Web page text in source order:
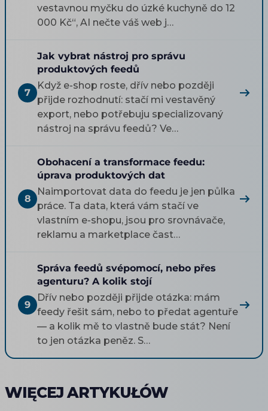
vestavnou myčku do úzké kuchyně do 12
000 Kč“, AI nečte váš web j…
7
Jak vybrat nástroj pro správu
produktových feedů
Když e-shop roste, dřív nebo později
přijde rozhodnutí: stačí mi vestavěný
export, nebo potřebuju specializovaný
nástroj na správu feedů? Ve…
8
Obohacení a transformace feedu:
úprava produktových dat
Naimportovat data do feedu je jen půlka
práce. Ta data, která vám stačí ve
vlastním e-shopu, jsou pro srovnávače,
reklamu a marketplace čast…
9
Správa feedů svépomocí, nebo přes
agenturu? A kolik stojí
Dřív nebo později přijde otázka: mám
feedy řešit sám, nebo to předat agentuře
— a kolik mě to vlastně bude stát? Není
to jen otázka peněz. S…
WIĘCEJ ARTYKUŁÓW